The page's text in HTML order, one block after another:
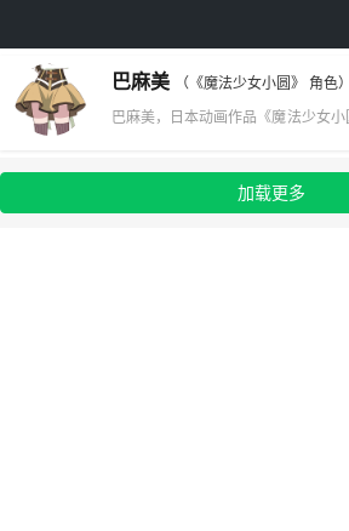
巴麻美 （《魔法少女小圆》 角色）
巴麻美，日本动画作品《魔法少女
心，十分容易受到伤害，也害怕寂
目圆和美树沙耶香成为魔法少女，
加载更多